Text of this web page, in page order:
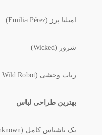
امیلیا پرز (Emilia Pérez)
شرور (Wicked)
ربات وحشی (The Wild Robot)
بهترین طراحی لباس
یک ناشناس کامل (A Complete Unknown)